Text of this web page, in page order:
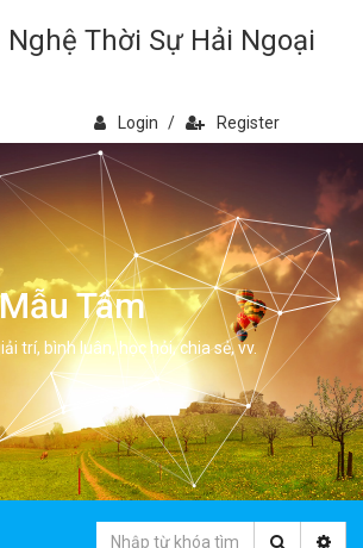
Thời Sự Hải Ngoại
Login / Register
Tâm
trí, bình luân, học hỏi, chia sẻ, vv.